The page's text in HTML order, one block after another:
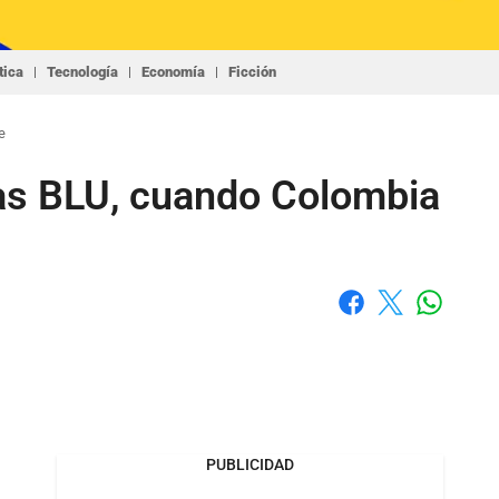
Tecnología Economía Ficción
BLU, cuando Colombia
PUBLICIDAD